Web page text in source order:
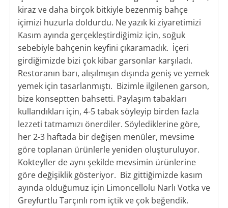
kiraz ve daha birçok bitkiyle bezenmiş bahçe
içimizi huzurla doldurdu. Ne yazık ki ziyaretimizi
Kasım ayında gerçekleştirdiğimiz için, soğuk
sebebiyle bahçenin keyfini çıkaramadık. İçeri
girdiğimizde bizi çok kibar garsonlar karşıladı.
Restoranın barı, alışılmışın dışında geniş ve yemek
yemek için tasarlanmıştı. Bizimle ilgilenen garson,
bize konseptten bahsetti. Paylaşım tabakları
kullandıkları için, 4-5 tabak söyleyip birden fazla
lezzeti tatmamızı önerdiler. Söylediklerine göre,
her 2-3 haftada bir değişen menüler, mevsime
göre toplanan ürünlerle yeniden oluşturuluyor.
Kokteyller de aynı şekilde mevsimin ürünlerine
göre değişiklik gösteriyor. Biz gittiğimizde kasım
ayında olduğumuz için Limoncellolu Narlı Votka ve
Greyfurtlu Tarçınlı rom içtik ve çok beğendik.